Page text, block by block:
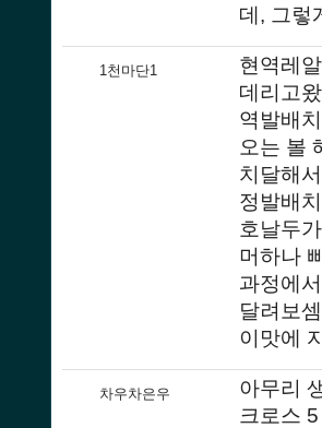
데, 그렇
1천마단1
현역레
데리고
역발배
오는 볼
치달해
정발배
호날두
머하나
과정에
달려보
이맛에
차우차은우
아무리
크로스